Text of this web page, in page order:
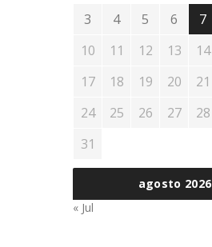
agosto 2026
3
4 5 6 7
10
11 12 13 14
17
18 19 20 21
24
25 26 27 28
31
« Jul